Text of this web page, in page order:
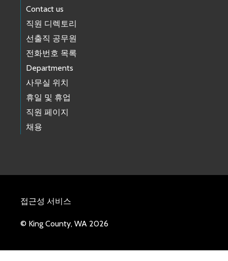
Contact us
직원 디렉토리
선출직 공무원
전화번호 목록
Departments
사무실 위치
휴일 및 휴업
직원 페이지
채용
접근성 서비스
© King County, WA 2026